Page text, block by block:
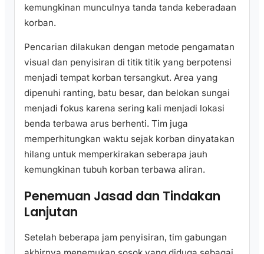
kemungkinan munculnya tanda tanda keberadaan
korban.
Pencarian dilakukan dengan metode pengamatan
visual dan penyisiran di titik titik yang berpotensi
menjadi tempat korban tersangkut. Area yang
dipenuhi ranting, batu besar, dan belokan sungai
menjadi fokus karena sering kali menjadi lokasi
benda terbawa arus berhenti. Tim juga
memperhitungkan waktu sejak korban dinyatakan
hilang untuk memperkirakan seberapa jauh
kemungkinan tubuh korban terbawa aliran.
Penemuan Jasad dan Tindakan
Lanjutan
Setelah beberapa jam penyisiran, tim gabungan